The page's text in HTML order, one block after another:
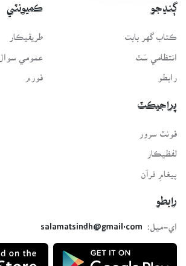
ڳنڍجو
ڪتاب گهر بابت
انتظامي سَٿ
رابطو
ڪميونٽي
طريقيڪار
عمومي سوال
فورم
پراجيڪٽ
لفظيڪار
پيغامِ قرآن
رابطو
اي-ميل:
salamatsindh@gmail.com